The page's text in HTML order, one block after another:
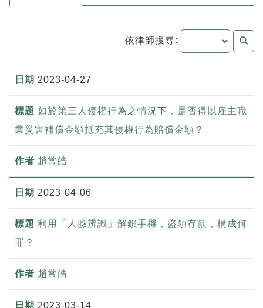
依律師搜尋:
2023-04-27
如於第三人侵權行為之情況下，是否得以雇主職
業災害補償金額抵充其侵權行為賠償金額？
趙常皓
2023-04-06
利用「人臉辨識」解鎖手機，盜領存款，構成何
罪？
趙常皓
2023-03-14